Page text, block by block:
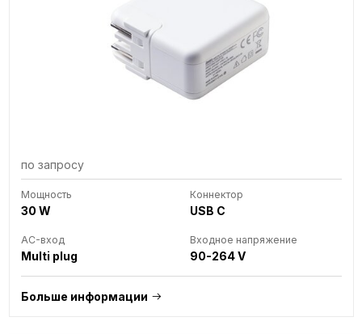
по запросу
Мощность
30 W
Коннектор
USB C
AC-вход
Multi plug
Входное напряжение
90-264 V
Больше информации